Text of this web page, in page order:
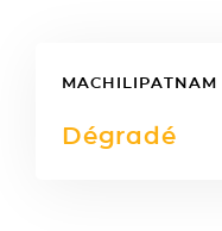
MACHILIPATNAM
Dégradé